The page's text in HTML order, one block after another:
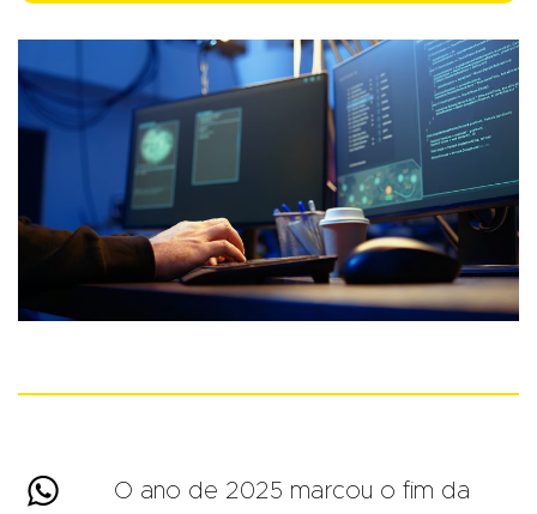

O ano de 2025 marcou o fim da